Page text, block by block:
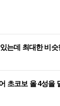
는데 최대한 비
초코보 올 4성을